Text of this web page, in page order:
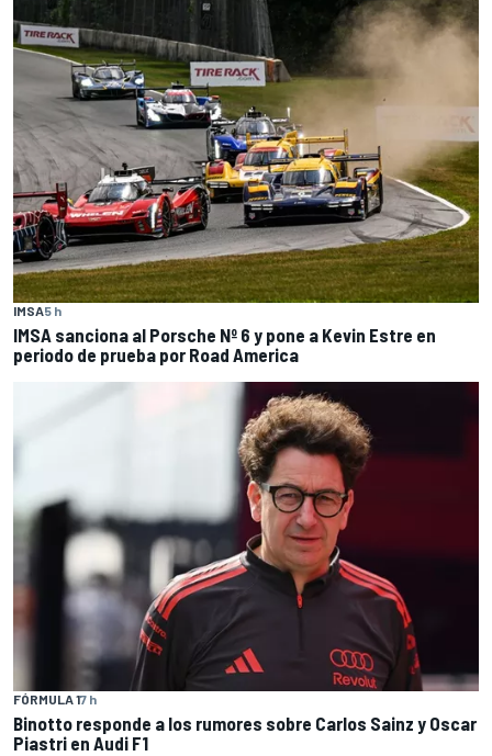
IMSA5 h
IMSA sanciona al Porsche Nº 6 y pone a Kevin Estre en
periodo de prueba por Road America
FÓRMULA 17 h
Binotto responde a los rumores sobre Carlos Sainz y Oscar
Piastri en Audi F1